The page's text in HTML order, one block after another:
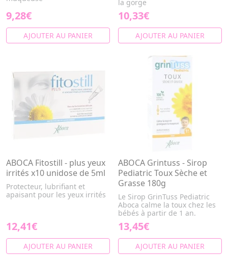
9,28€
AJOUTER AU PANIER
la gorge
10,33€
AJOUTER AU PANIER
ABOCA Fitostill - plus yeux
irrités x10 unidose de 5ml
Protecteur, lubrifiant et
apaisant pour les yeux irrités
12,41€
AJOUTER AU PANIER
ABOCA Grintuss - Sirop
Pediatric Toux Sèche et
Grasse 180g
Le Sirop GrinTuss Pediatric
Aboca calme la toux chez les
bébés à partir de 1 an.
13,45€
AJOUTER AU PANIER